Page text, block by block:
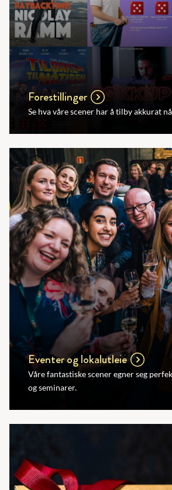
Forestillinger
Se hva våre scener har å tilby akkurat
Eventer og lokalutleie
Våre fantastiske scener egner seg
og seminarer.